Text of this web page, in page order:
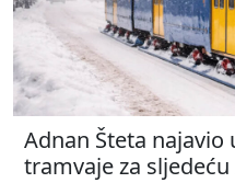
Adnan Šteta najavio
tramvaje za